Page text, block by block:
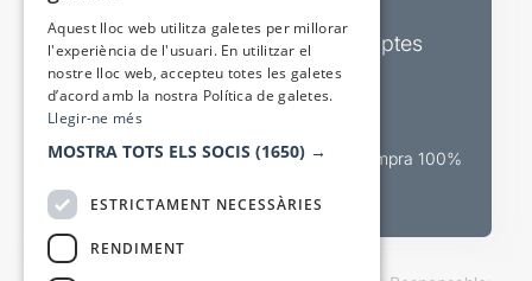
Butlletins d’actualitat i descomptes
Valora espectacles
Canal oficial de venda teatral Compra 100%
Aquest lloc web utilitza galetes per millorar
l'experiència de l'usuari. En utilitzar el
nostre lloc web, accepteu totes les galetes
d’acord amb la nostra Política de galetes.
Llegir-ne més
MOSTRA TOTS ELS SOCIS (1650) →
ESTRICTAMENT NECESSÀRIES
RENDIMENT